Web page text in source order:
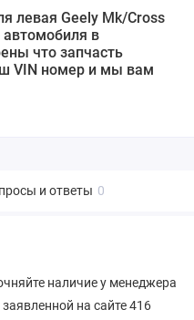
левая Geely Mk/Cross
автомобиля в
что запчасть
VIN номер и мы вам
и ответы 0
наличие у менеджера
на сайте 416